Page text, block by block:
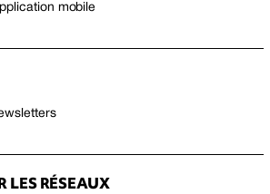
mobile
LES RÉSEAUX